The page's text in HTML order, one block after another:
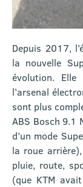
Depuis 2017,
la nouvelle
évolution.
l’arsenal
sont plus
ABS Bosch 9.1
d’un mode
la roue
pluie, route,
(que KTM